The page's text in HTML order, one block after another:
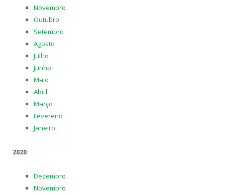
Novembro
Outubro
Setembro
Agosto
Julho
Junho
Maio
Abril
Março
Fevereiro
Janeiro
2020
Dezembro
Novembro